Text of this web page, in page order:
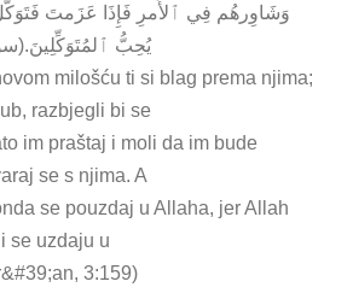
وَشَاوِرهُم فِي ٱلأَمرِ فَإِذَا عَزَمتَ
يُحِبُّ
milošću ti si blag prema njima;
razbjegli bi se
im praštaj i moli da im bude
se s njima. A
se pouzdaj u Allaha, jer Allah
se uzdaju u
3:159)